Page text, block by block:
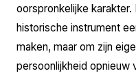
oorspronkelijke
historische instrument
maken, maar om zijn
persoonlijkheid opnieuw